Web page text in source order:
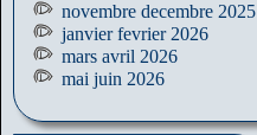
novembre decembre 2025
janvier fevrier 2026
mars avril 2026
mai juin 2026